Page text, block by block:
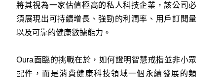
將其視為一家估值極高的私人科技企業，該公司必
須展現出可持續增長、強勁的利潤率、用戶訂閱量
以及可靠的健康數據能力。
Oura面臨的挑戰在於，如何證明智慧戒指並非小眾
配件，而是消費健康科技領域一個永續發展的類